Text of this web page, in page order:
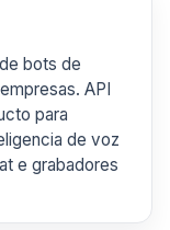
bots de
API
para
de voz
e grabadores